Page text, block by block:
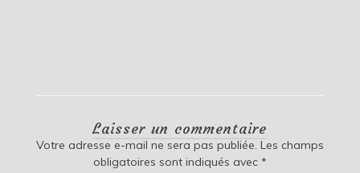
Laisser un commentaire
Votre adresse e-mail ne sera pas publiée. Les champs
obligatoires sont indiqués avec *